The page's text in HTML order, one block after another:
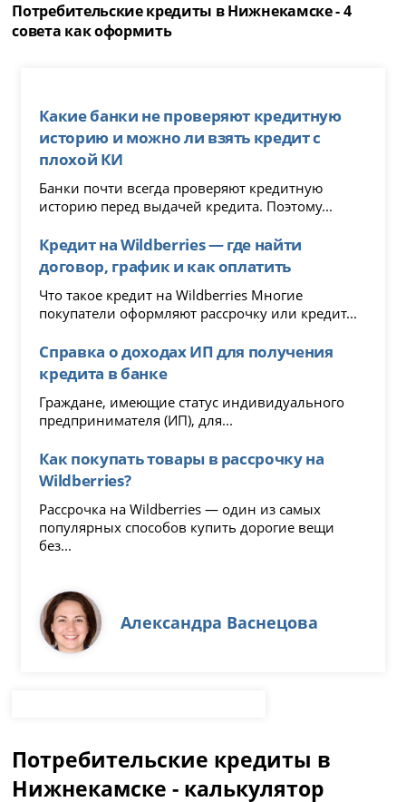
Потребительские кредиты в Нижнекамске - 4
совета как оформить
Какие банки не проверяют кредитную
историю и можно ли взять кредит с
плохой КИ
Банки почти всегда проверяют кредитную
историю перед выдачей кредита. Поэтому...
Кредит на Wildberries — где найти
договор, график и как оплатить
Что такое кредит на Wildberries Многие
покупатели оформляют рассрочку или кредит...
Справка о доходах ИП для получения
кредита в банке
Граждане, имеющие статус индивидуального
предпринимателя (ИП), для...
Как покупать товары в рассрочку на
Wildberries?
Рассрочка на Wildberries — один из самых
популярных способов купить дорогие вещи
без...
Александра Васнецова
Потребительские кредиты в
Нижнекамске - калькулятор